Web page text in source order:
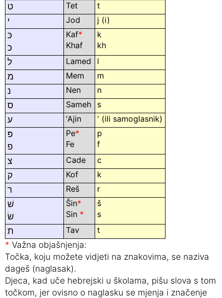
ט Tet t
י Jod j (i)
כּ
כ
Kaf*
Khaf
k
kh
ל Lamed l
מ Mem m
נ Nen n
ס Sameh s
ע 'Ajin ' (ili samoglasnik)
פּ
פ
Pe*
Fe
p
f
צ Cade c
ק Kof k
ר Reš r
שׁ
שׂ
Šin*
Sin *
š
s
ת Tav t
* Važna objašnjenja:
Točka, koju možete vidjeti na znakovima, se naziva
dageš (naglasak).
Djeca, kad uče hebrejski u školama, pišu slova s tom
točkom, jer ovisno o naglasku se mjenja i značenje